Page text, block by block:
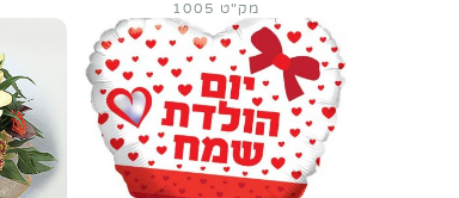
מק"ט 1005